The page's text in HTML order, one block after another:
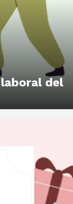
del